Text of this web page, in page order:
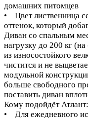
домашних питомцев
• Цвет лиственница
оттенок, который
Диван со спальным
нагрузку до 200 кг
из износостойкого
чистится и не
модульной
больше свободного
поставить диван
Кому подойдёт Атлант:
• Для ежедневного